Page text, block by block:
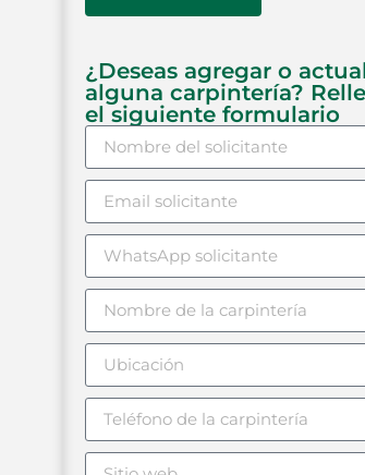
¿Deseas agregar o
alguna carpintería?
el siguiente formulario